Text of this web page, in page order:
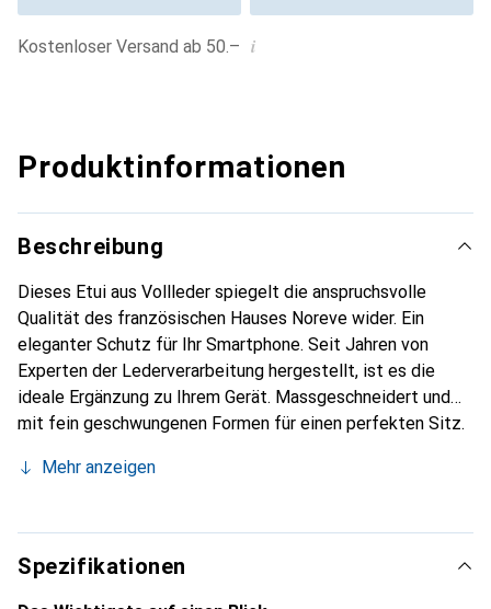
Kostenloser Versand ab 50.– i
Produktinformationen
Beschreibung
Dieses Etui aus Vollleder spiegelt die anspruchsvolle
Qualität des französischen Hauses Noreve wider. Ein
eleganter Schutz für Ihr Smartphone. Seit Jahren von
Experten der Lederverarbeitung hergestellt, ist es die
ideale Ergänzung zu Ihrem Gerät. Massgeschneidert und
mit fein geschwungenen Formen für einen perfekten Sitz.
Smartphone. Die Marke Noreve ist international für ihre
für den anspruchsvollen Kunden.
Mehr anzeigen
Spezifikationen